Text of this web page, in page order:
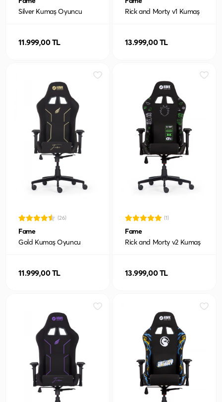
Silver Kumaş Oyuncu
11.999,00 TL
Rick and Morty v1 Kumaş
13.999,00 TL
(26)
Fame
Gold Kumaş Oyuncu
11.999,00 TL
(1)
Fame
Rick and Morty v2 Kumaş
13.999,00 TL